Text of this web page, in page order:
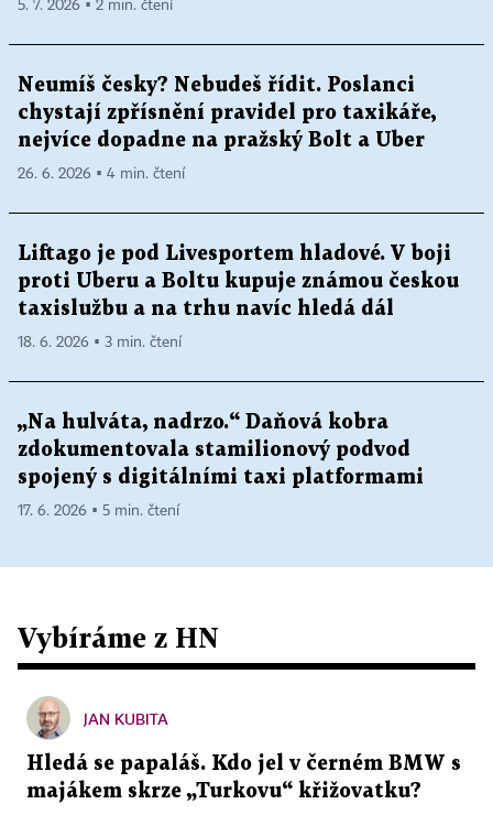
5. 7. 2026 ▪ 2 min. čtení
Neumíš česky? Nebudeš řídit. Poslanci
chystají zpřísnění pravidel pro taxikáře,
nejvíce dopadne na pražský Bolt a Uber
26. 6. 2026 ▪ 4 min. čtení
Liftago je pod Livesportem hladové. V boji
proti Uberu a Boltu kupuje známou českou
taxislužbu a na trhu navíc hledá dál
18. 6. 2026 ▪ 3 min. čtení
„Na hulváta, nadrzo.“ Daňová kobra
zdokumentovala stamilionový podvod
spojený s digitálními taxi platformami
17. 6. 2026 ▪ 5 min. čtení
Vybíráme z HN
JAN KUBITA
Hledá se papaláš. Kdo jel v černém BMW s
majákem skrze „Turkovu“ křižovatku?